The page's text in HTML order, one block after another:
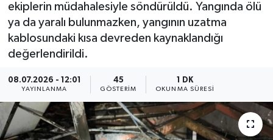
ekiplerin müdahalesiyle söndürüldü. Yangında ölü
ya da yaralı bulunmazken, yangının uzatma
kablosundaki kısa devreden kaynaklandığı
değerlendirildi.
08.07.2026 - 12:01
YAYINLANMA
45
GÖSTERIM
1 DK
OKUNMA SÜRESI
Son Dakika Haberleri
Haber Arşivi